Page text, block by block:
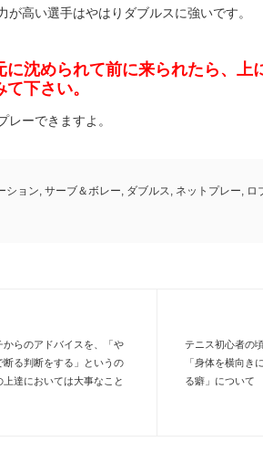
高い選手はやはりダブルスに強いです。
に沈められて前に来られたら、上
下さい。
レーできますよ。
ション サーブ＆ボレー ダブルス ネットプレー ロ
からのアドバイスを、「や
断る判断をする」というの
上達においては大事なこと
テニス初心者の
「身体を横向き
る癖」について